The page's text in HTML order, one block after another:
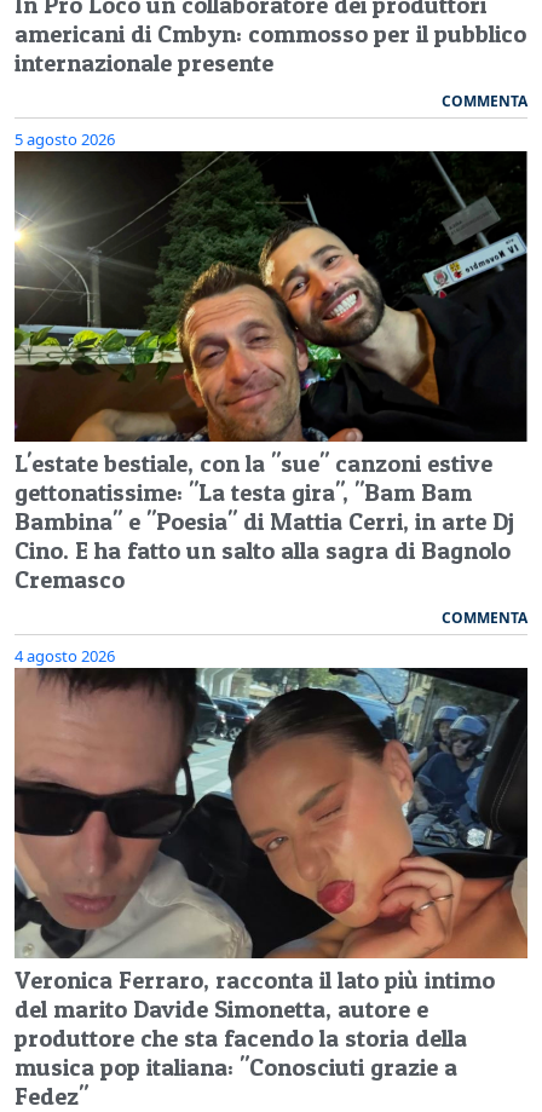
americani di Cmbyn: commosso per il pubblico
internazionale presente
COMMENTA
5 agosto 2026
L'estate bestiale, con la "sue" canzoni estive
gettonatissime: "La testa gira", "Bam Bam
Bambina" e "Poesia" di Mattia Cerri, in arte Dj
Cino. E ha fatto un salto alla sagra di Bagnolo
Cremasco
COMMENTA
4 agosto 2026
Veronica Ferraro, racconta il lato più intimo
del marito Davide Simonetta, autore e
produttore che sta facendo la storia della
musica pop italiana: "Conosciuti grazie a
Fedez"